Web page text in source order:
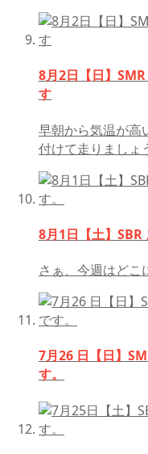
8月2日【日】
す
早朝から気温が高
付けて走りましょ
8月1日【土】SBR
さぁ、今週はどこ
7月26 日【日】
す。